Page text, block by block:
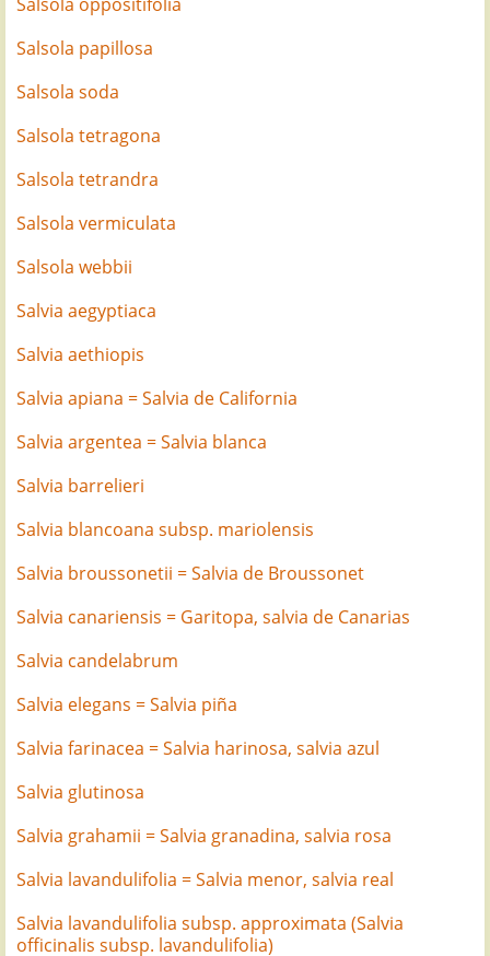
Salsola papillosa
Salsola soda
Salsola tetragona
Salsola tetrandra
Salsola vermiculata
Salsola webbii
Salvia aegyptiaca
Salvia aethiopis
Salvia apiana = Salvia de California
Salvia argentea = Salvia blanca
Salvia barrelieri
Salvia blancoana subsp. mariolensis
Salvia broussonetii = Salvia de Broussonet
Salvia canariensis = Garitopa, salvia de Canarias
Salvia candelabrum
Salvia elegans = Salvia piña
Salvia farinacea = Salvia harinosa, salvia azul
Salvia glutinosa
Salvia grahamii = Salvia granadina, salvia rosa
Salvia lavandulifolia = Salvia menor, salvia real
Salvia lavandulifolia subsp. approximata (Salvia
officinalis subsp. lavandulifolia)